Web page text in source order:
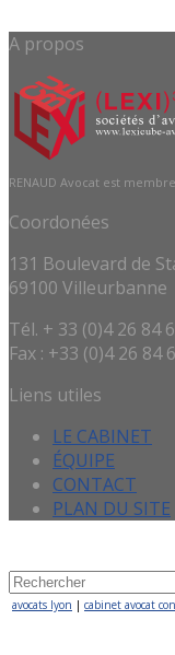
A propos
RENAUD Avocat est
Coordonées
131 Boulevard de
69100 Villeurbanne
Tél. + 33 (0)4 26 84
Fax : +33 (0)4 26 84
Liens utiles
LE CABINET
ÉQUIPE
CONTACT
PLAN DU SITE
avocats lyon | cabinet avocat